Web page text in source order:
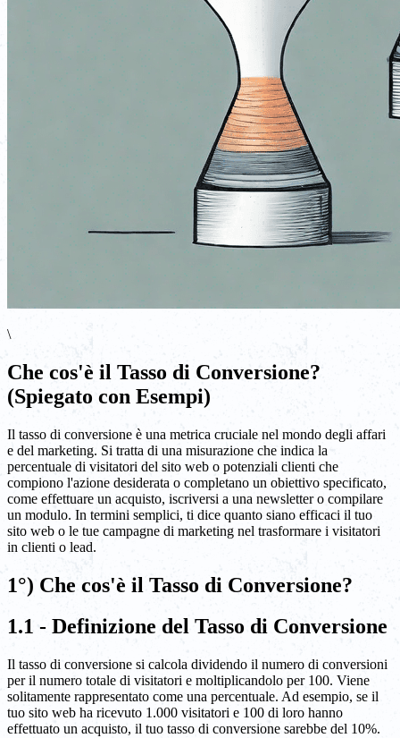
\
Che cos'è il Tasso di Conversione?
(Spiegato con Esempi)
Il tasso di conversione è una metrica cruciale nel mondo degli affari
e del marketing. Si tratta di una misurazione che indica la
percentuale di visitatori del sito web o potenziali clienti che
compiono l'azione desiderata o completano un obiettivo specificato,
come effettuare un acquisto, iscriversi a una newsletter o compilare
un modulo. In termini semplici, ti dice quanto siano efficaci il tuo
sito web o le tue campagne di marketing nel trasformare i visitatori
in clienti o lead.
1°) Che cos'è il Tasso di Conversione?
1.1 - Definizione del Tasso di Conversione
Il tasso di conversione si calcola dividendo il numero di conversioni
per il numero totale di visitatori e moltiplicandolo per 100. Viene
solitamente rappresentato come una percentuale. Ad esempio, se il
tuo sito web ha ricevuto 1.000 visitatori e 100 di loro hanno
effettuato un acquisto, il tuo tasso di conversione sarebbe del 10%.